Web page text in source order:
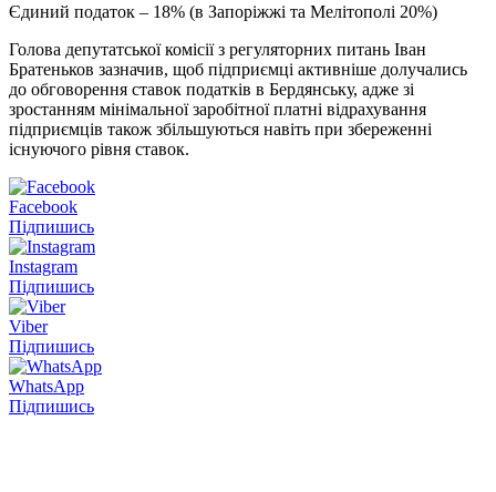
Єдиний податок – 18% (в Запоріжжі та Мелітополі 20%)
Голова депутатської комісії з регуляторних питань Іван
Братеньков зазначив, щоб підприємці активніше долучались
до обговорення ставок податків в Бердянську, адже зі
зростанням мінімальної заробітної платні відрахування
підприємців також збільшуються навіть при збереженні
існуючого рівня ставок.
Facebook
Підпишись
Instagram
Підпишись
Viber
Підпишись
WhatsApp
Підпишись